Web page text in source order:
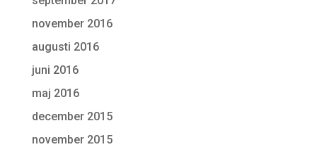
november 2016
augusti 2016
juni 2016
maj 2016
december 2015
november 2015